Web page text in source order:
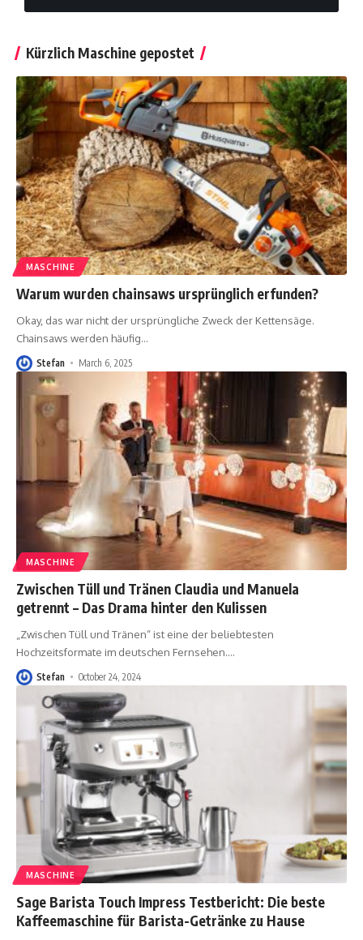
Kürzlich Maschine gepostet
MASCHINE
Warum wurden chainsaws ursprünglich erfunden?
Okay, das war nicht der ursprüngliche Zweck der Kettensäge.
Chainsaws werden häufig…
Stefan March 6, 2025
MASCHINE
Zwischen Tüll und Tränen Claudia und Manuela
getrennt – Das Drama hinter den Kulissen
„Zwischen Tüll und Tränen“ ist eine der beliebtesten
Hochzeitsformate im deutschen Fernsehen.…
Stefan October 24, 2024
MASCHINE
Sage Barista Touch Impress Testbericht: Die beste
Kaffeemaschine für Barista-Getränke zu Hause